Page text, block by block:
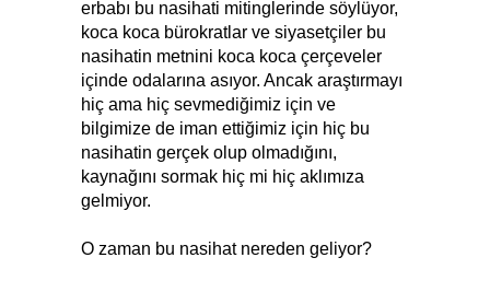
erbabı bu nasihati mitinglerinde söylüyor,
koca koca bürokratlar ve siyasetçiler bu
nasihatin metnini koca koca çerçeveler
içinde odalarına asıyor. Ancak araştırmayı
hiç ama hiç sevmediğimiz için ve
bilgimize de iman ettiğimiz için hiç bu
nasihatin gerçek olup olmadığını,
kaynağını sormak hiç mi hiç aklımıza
gelmiyor.
O zaman bu nasihat nereden geliyor?